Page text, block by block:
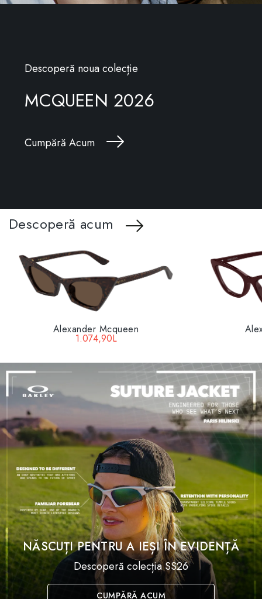
Descoperă noua colecție
MCQUEEN 2026
Cumpără Acum
Descoperă acum
Alexander Mcqueen
1.074,90L
NĂSCUȚI PENTRU A IEȘI ÎN EVIDENȚĂ
Descoperă colecția SS26
CUMPĂRĂ ACUM